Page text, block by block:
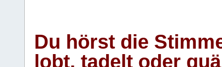
Du hörst die
lobt, tadelt oder